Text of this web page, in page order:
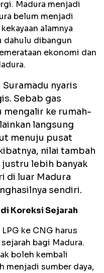
Madura menjadi
belum menjadi
alamnya
dahulu dibangun
ekonomi dan
Suramadu nyaris
Sebab gas
mengalir ke rumah-
langsung
menuju pusat
nilai tambah
lebih banyak
di luar Madura
sendiri.
Koreksi Sejarah
ke CNG harus
bagi Madura.
boleh kembali
menjadi sumber daya,